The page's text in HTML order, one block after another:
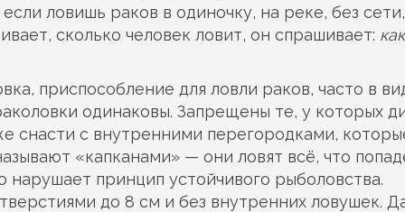
ловишь раков в одиночку, на реке, без
сколько человек ловит, он спрашивает: как
, приспособление для ловли раков, часто в
одинаковы. Запрещены те, у которых
снасти с внутренними перегородками,
«капканами» — они ловят всё, что
принцип устойчивого рыболовства.
до 8 см и без внутренних ловушек.